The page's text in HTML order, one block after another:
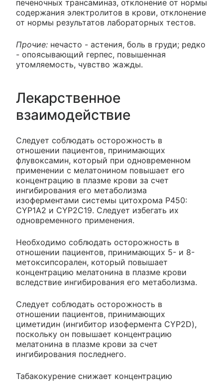
печеночных трансаминаз, отклонение от нормы
содержания электролитов в крови, отклонение
от нормы результатов лабораторных тестов.
Прочие: нечасто - астения, боль в груди; редко
- опоясывающий герпес, повышенная
утомляемость, чувство жажды.
Лекарственное
взаимодействие
Следует соблюдать осторожность в
отношении пациентов, принимающих
флувоксамин, который при одновременном
применении с мелатонином повышает его
концентрацию в плазме крови за счет
ингибирования его метаболизма
изоферментами системы цитохрома Р450:
CYP1A2 и CYP2C19. Следует избегать их
одновременного применения.
Необходимо соблюдать осторожность в
отношении пациентов, принимающих 5- и 8-
метоксипсорален, который повышает
концентрацию мелатонина в плазме крови
вследствие ингибирования его метаболизма.
Следует соблюдать осторожность в
отношении пациентов, принимающих
циметидин (ингибитор изофермента CYP2D),
поскольку он повышает концентрацию
мелатонина в плазме крови за счет
ингибирования последнего.
Табакокурение снижает концентрацию